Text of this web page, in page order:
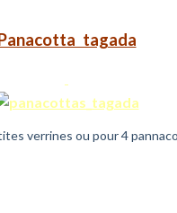
tagada
verrines ou pour 4